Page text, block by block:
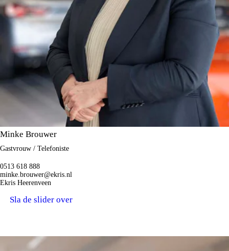
Minke Brouwer
Gastvrouw / Telefoniste
0513 618 888
minke.brouwer@ekris.nl
Ekris Heerenveen
ZOEKEN MET U MEE NAAR UW DROOM AUTO.
Sla de slider over